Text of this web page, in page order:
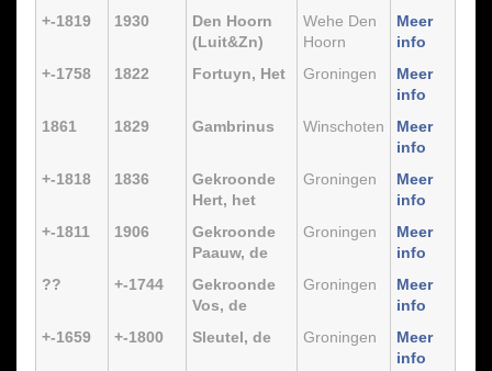
+-1819
1930
Den Hoorn
(Luit&Zn)
Wehe Den
Hoorn
Meer
info
+-1758
1822 Fortuyn, Het Groningen
Meer
info
1861
1829 Gambrinus Winschoten
Meer
info
+-1818
1836
Gekroonde
Hert, het
Groningen
Meer
info
+-1811
1906
Gekroonde
Paauw, de
Groningen
Meer
info
??
+-1744
Gekroonde
Vos, de
Groningen
Meer
info
+-1659
+-1800 Sleutel, de Groningen
Meer
info